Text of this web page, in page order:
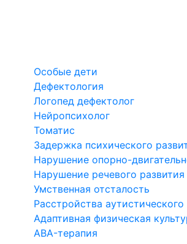
Особые дети
Дефектология
Логопед дефектолог
Нейропсихолог
Томатис
Задержка психического
Нарушение опорно-
Нарушение речевого развития
Умственная отсталость
Расстройства аутистического
Адаптивная физическая
ABA-терапия